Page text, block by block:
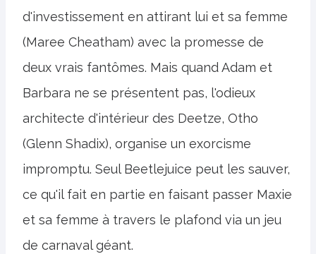
d'investissement en attirant lui et sa femme
(Maree Cheatham) avec la promesse de
deux vrais fantômes. Mais quand Adam et
Barbara ne se présentent pas, l'odieux
architecte d'intérieur des Deetze, Otho
(Glenn Shadix), organise un exorcisme
impromptu. Seul Beetlejuice peut les sauver,
ce qu'il fait en partie en faisant passer Maxie
et sa femme à travers le plafond via un jeu
de carnaval géant.